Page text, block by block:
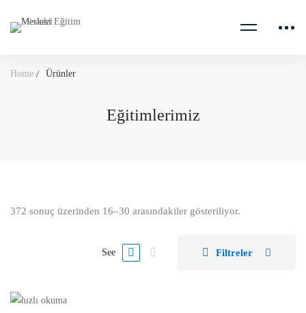
Home Ürünler
Eğitimlerimiz
372 sonuç üzerinden 16–30 arasındakiler gösteriliyor.
See Filtreler